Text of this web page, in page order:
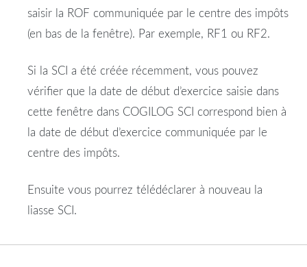
saisir la ROF communiquée par le centre des impôts
(en bas de la fenêtre). Par exemple, RF1 ou RF2.
Si la SCI a été créée récemment, vous pouvez
vérifier que la date de début d’exercice saisie dans
cette fenêtre dans COGILOG SCI correspond bien à
la date de début d’exercice communiquée par le
centre des impôts.
Ensuite vous pourrez télédéclarer à nouveau la
liasse SCI.